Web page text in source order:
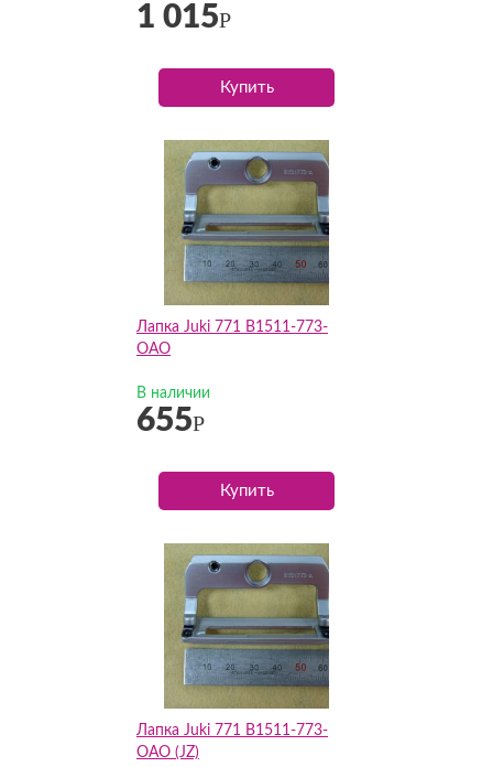
1 015Р
Купить
Лапка Juki 771 B1511-773-
OAO
В наличии
655Р
Купить
Лапка Juki 771 B1511-773-
OAO (JZ)